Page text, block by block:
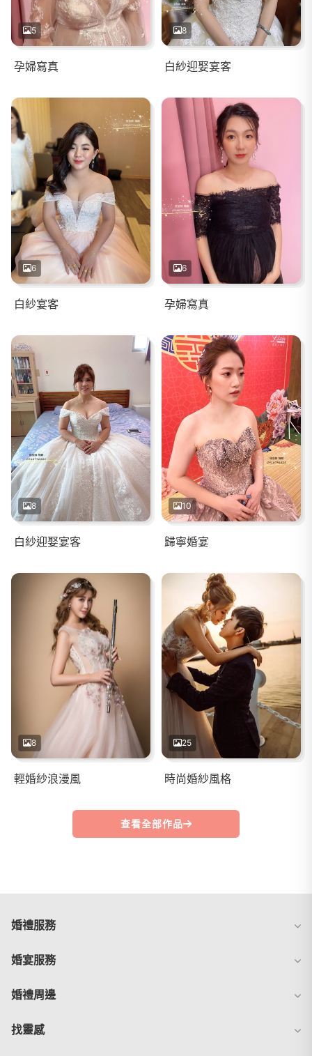
5
孕婦寫真
8
白紗迎娶宴客
6
白紗宴客
6
孕婦寫真
8
白紗迎娶宴客
10
歸寧婚宴
8
輕婚紗浪漫風
25
時尚婚紗風格
查看全部作品
婚禮服務
婚宴服務
婚禮周邊
找靈感